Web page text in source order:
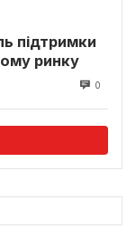
підтримки
ринку
0